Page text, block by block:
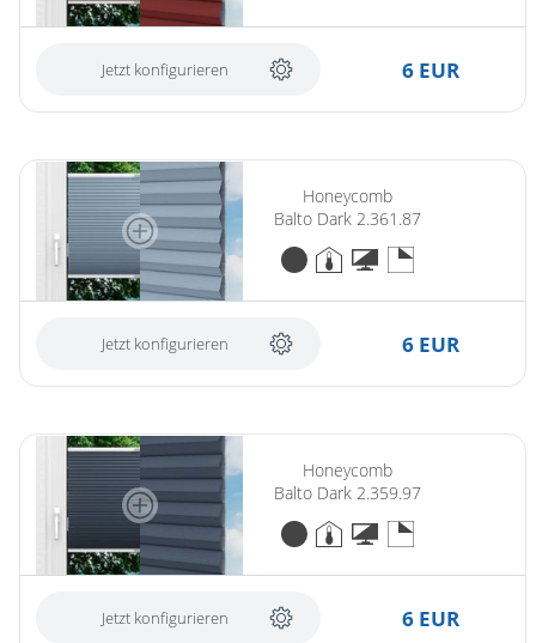
Jetzt konfigurieren 6 EUR
Honeycomb
Balto Dark 2.361.87
Jetzt konfigurieren 6 EUR
Honeycomb
Balto Dark 2.359.97
Jetzt konfigurieren 6 EUR